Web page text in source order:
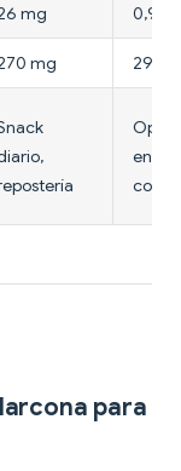
mg 0,9
mg 292
en
para